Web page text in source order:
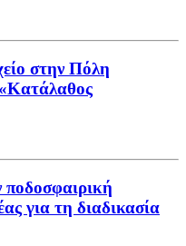
στην Πόλη
ποδοσφαιρική
για τη διαδικασία